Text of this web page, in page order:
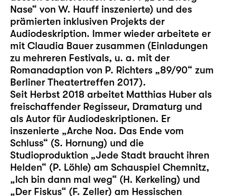
Nase“ von W. Hauff inszenierte) und des
prämierten inklusiven Projekts der
Audiodeskription. Immer wieder arbeitete er
mit Claudia Bauer zusammen (Einladungen
zu mehreren Festivals, u. a. mit der
Romanadaption von P. Richters „89/90“ zum
Berliner Theatertreffen 2017).
Seit Herbst 2018 arbeitet Matthias Huber als
freischaffender Regisseur, Dramaturg und
als Autor für Audiodeskriptionen. Er
inszenierte „Arche Noa. Das Ende vom
Schluss“ (S. Hornung) und die
Studioproduktion „Jede Stadt braucht ihren
Helden“ (P. Löhle) am Schauspiel Chemnitz,
„Ich bin dann mal weg“ (H. Kerkeling) und
„Der Fiskus“ (F. Zeller) am Hessischen